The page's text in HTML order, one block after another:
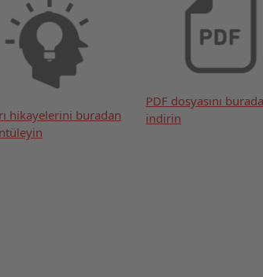
hikayelerini buradan
PDF dosyasını
indirin